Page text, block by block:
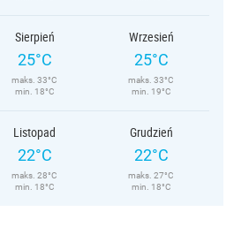
Sierpień
25°C
maks. 33°C
min. 18°C
Wrzesień
25°C
maks. 33°C
min. 19°C
Listopad
22°C
maks. 28°C
min. 18°C
Grudzień
22°C
maks. 27°C
min. 18°C